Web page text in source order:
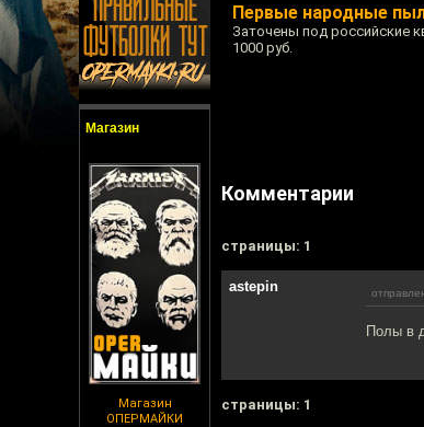
Магазин
Магазин
ОПЕРМАЙКИ
Первые народные
Заточены под российские
1000 руб.
Комментарии
cтраницы: 1
astepin
Полы в
cтраницы: 1